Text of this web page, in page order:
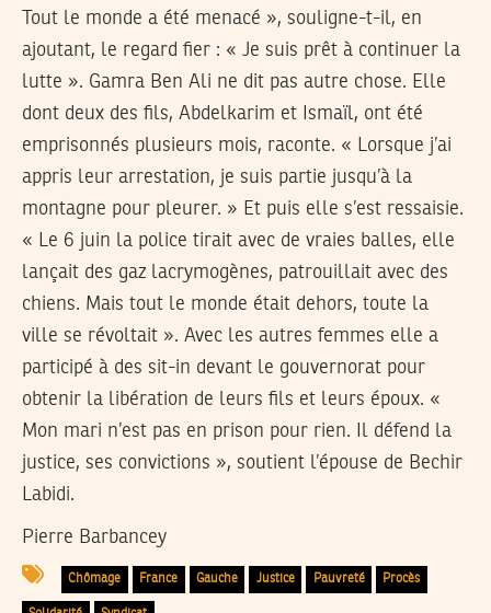
Tout le monde a été menacé », souligne-t-il, en
ajoutant, le regard fier : « Je suis prêt à continuer la
lutte ». Gamra Ben Ali ne dit pas autre chose. Elle
dont deux des fils, Abdelkarim et Ismaïl, ont été
emprisonnés plusieurs mois, raconte. « Lorsque j’ai
appris leur arrestation, je suis partie jusqu’à la
montagne pour pleurer. » Et puis elle s’est ressaisie.
« Le 6 juin la police tirait avec de vraies balles, elle
lançait des gaz lacrymogènes, patrouillait avec des
chiens. Mais tout le monde était dehors, toute la
ville se révoltait ». Avec les autres femmes elle a
participé à des sit-in devant le gouvernorat pour
obtenir la libération de leurs fils et leurs époux. «
Mon mari n’est pas en prison pour rien. Il défend la
justice, ses convictions », soutient l’épouse de Bechir
Labidi.
Pierre Barbancey
Chômage France Gauche Justice Pauvreté Procès